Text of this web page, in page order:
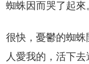
蜘蛛因而哭了起來
很快，憂鬱的蜘
人愛我的，活下